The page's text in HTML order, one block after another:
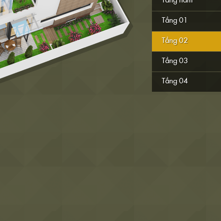
Tầng 01
Tầng 02
Tầng 03
Tầng 04